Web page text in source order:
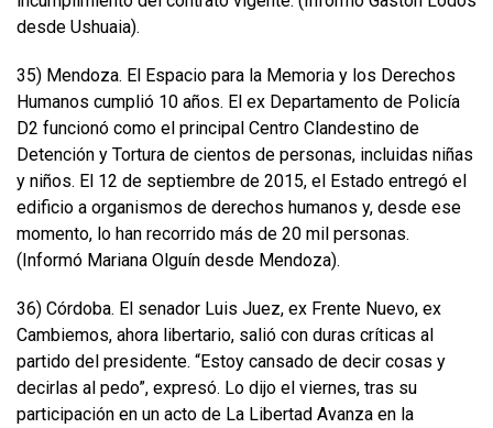
desde Ushuaia).
35) Mendoza. El Espacio para la Memoria y los Derechos
Humanos cumplió 10 años. El ex Departamento de Policía
D2 funcionó como el principal Centro Clandestino de
Detención y Tortura de cientos de personas, incluidas niñas
y niños. El 12 de septiembre de 2015, el Estado entregó el
edificio a organismos de derechos humanos y, desde ese
momento, lo han recorrido más de 20 mil personas.
(Informó Mariana Olguín desde Mendoza).
36) Córdoba. El senador Luis Juez, ex Frente Nuevo, ex
Cambiemos, ahora libertario, salió con duras críticas al
partido del presidente. “Estoy cansado de decir cosas y
decirlas al pedo”, expresó. Lo dijo el viernes, tras su
participación en un acto de La Libertad Avanza en la